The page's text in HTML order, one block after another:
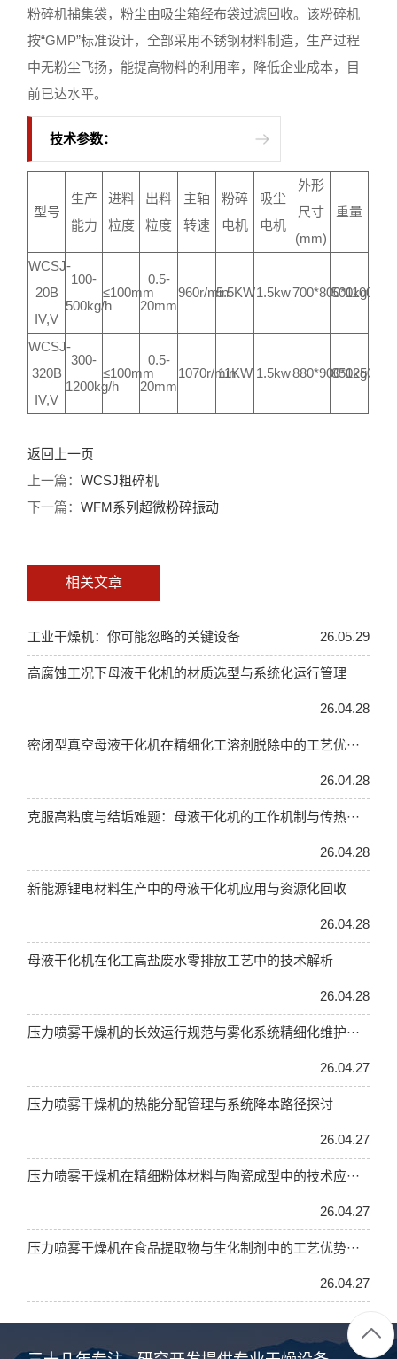
粉碎机捕集袋，粉尘由吸尘箱经布袋过滤回收。该粉碎机
按“GMP”标准设计，全部采用不锈钢材料制造，生产过程
中无粉尘飞扬，能提高物料的利用率，降低企业成本，目
前已达水平。
技术参数：
型号
生产
能力
进料
粒度
出料
粒度
主轴
转速
粉碎
电机
吸尘
电机
外形
尺寸
(mm)
重量
WCSJ-
20B
IV,V
100-
500kg/h
≤100mm
0.5-
20mm
960r/min5.5KW1.5kw700*800*1100mm
500kg
WCSJ-
320B
IV,V
300-
1200kg/h
≤100mm
0.5-
20mm
1070r/min11KW 1.5kw880*900*1250mm
850kg
返回上一页
上一篇：WCSJ粗碎机
下一篇：WFM系列超微粉碎振动
相关文章
工业干燥机：你可能忽略的关键设备 26.05.29
高腐蚀工况下母液干化机的材质选型与系统化运行管理
26.04.28
密闭型真空母液干化机在精细化工溶剂脱除中的工艺优···
26.04.28
克服高粘度与结垢难题：母液干化机的工作机制与传热···
26.04.28
新能源锂电材料生产中的母液干化机应用与资源化回收
26.04.28
母液干化机在化工高盐废水零排放工艺中的技术解析
26.04.28
压力喷雾干燥机的长效运行规范与雾化系统精细化维护···
26.04.27
压力喷雾干燥机的热能分配管理与系统降本路径探讨
26.04.27
压力喷雾干燥机在精细粉体材料与陶瓷成型中的技术应···
26.04.27
压力喷雾干燥机在食品提取物与生化制剂中的工艺优势···
26.04.27